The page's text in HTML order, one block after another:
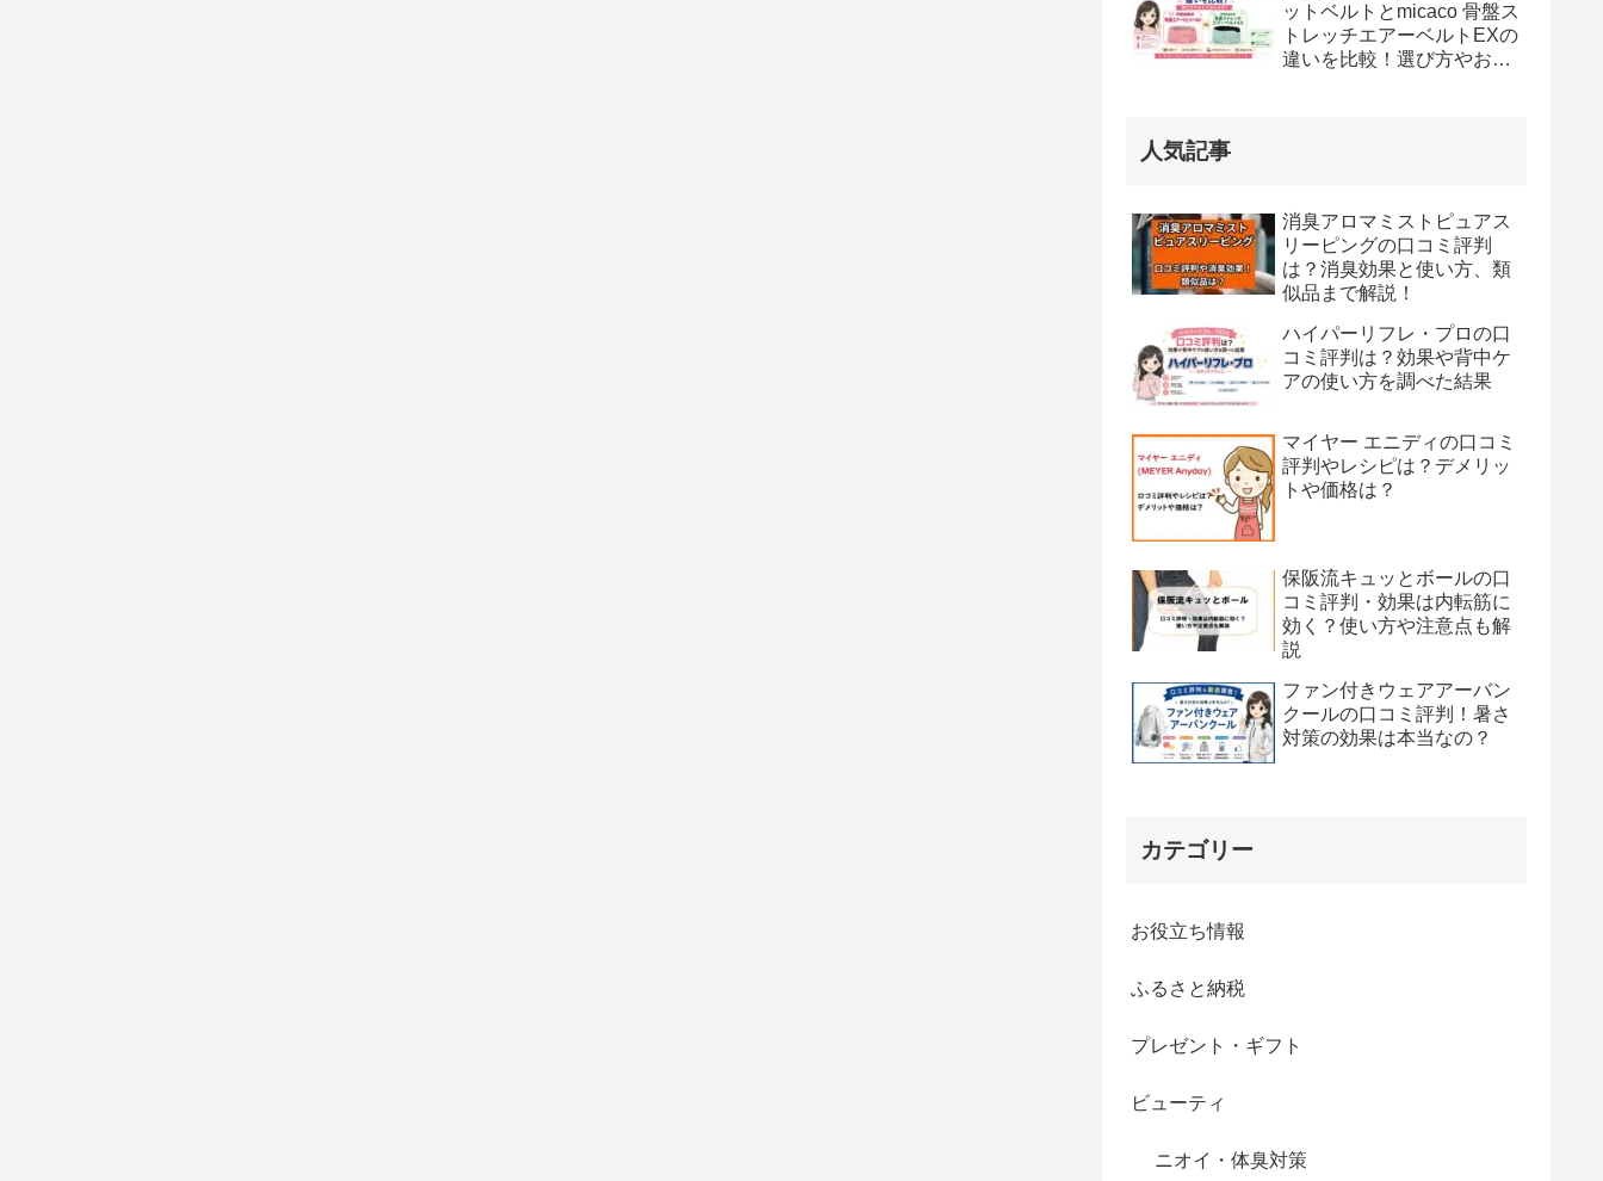
ットベルトとmicaco 骨盤ス
トレッチエアーベルトEXの
違いを比較！選び方やおす
人気記事
消臭アロマミストピュアス
リーピングの口コミ評判
は？消臭効果と使い方、類
似品まで解説！
ハイパーリフレ・プロの口
コミ評判は？効果や背中ケ
アの使い方を調べた結果
マイヤー エニディの口コミ
評判やレシピは？デメリッ
トや価格は？
保阪流キュッとボールの口
コミ評判・効果は内転筋に
効く？使い方や注意点も解
説
ファン付きウェアアーバン
クールの口コミ評判！暑さ
対策の効果は本当なの？
カテゴリー
お役立ち情報
ふるさと納税
プレゼント・ギフト
ビューティ
ニオイ・体臭対策